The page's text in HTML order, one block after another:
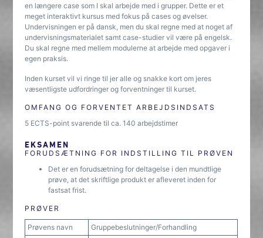
en længere case som I skal arbejde med i grupper. Dette er et
meget interaktivt kursus med fokus på cases og øvelser.
Undervisningen er på dansk, men du skal regne med at noget af
undervisningsmaterialet samt case-studier vil være på engelsk.
Du skal regne med mellem modulerne at arbejde med opgaver i
egen praksis.
Inden kurset vil vi ringe til jer alle og snakke kort om jeres
væsentligste udfordringer og forventninger til kurset.
OMFANG OG FORVENTET ARBEJDSINDSATS
5 ECTS-point svarende til ca. 140 arbejdstimer
EKSAMEN
FORUDSÆTNING FOR INDSTILLING TIL PRØVEN
Det er en forudsætning for deltagelse i den mundtlige
prøve, at det skriftlige produkt er afleveret inden for
fastsat frist.
PRØVER
Prøvens navn Gruppebeslutninger/Forhandling